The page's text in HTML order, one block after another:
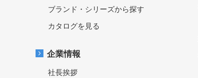
ブランド・シリーズから探す
カタログを見る
企業情報
社長挨拶